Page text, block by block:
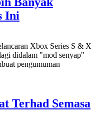
Ini
Xbox Series S & X
didalam "mod senyap"
pengumuman
Terhad Semasa